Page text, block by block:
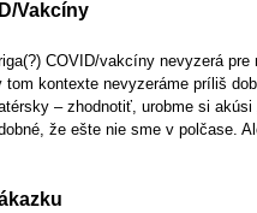
Vakcíny
COVID/vakcíny nevyzerá pre
kontexte nevyzeráme príliš
– zhodnotiť, urobme si akúsi
že ešte nie sme v polčase.